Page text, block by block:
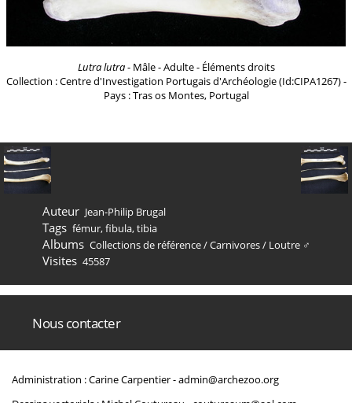
Lutra lutra- Mâle - Adulte - Éléments droits
Collection : Centre d'Investigation Portugais d'Archéologie (Id:CIPA1267) -
Pays : Tras os Montes, Portugal
Auteur Jean-Philip Brugal
Tags fémur,fibula,tibia
Albums Collections de référence/Carnivores/ Loutre ♂
Visites 45587
Nous contacter
Administration : Carine Carpentier -admin@archezoo.org